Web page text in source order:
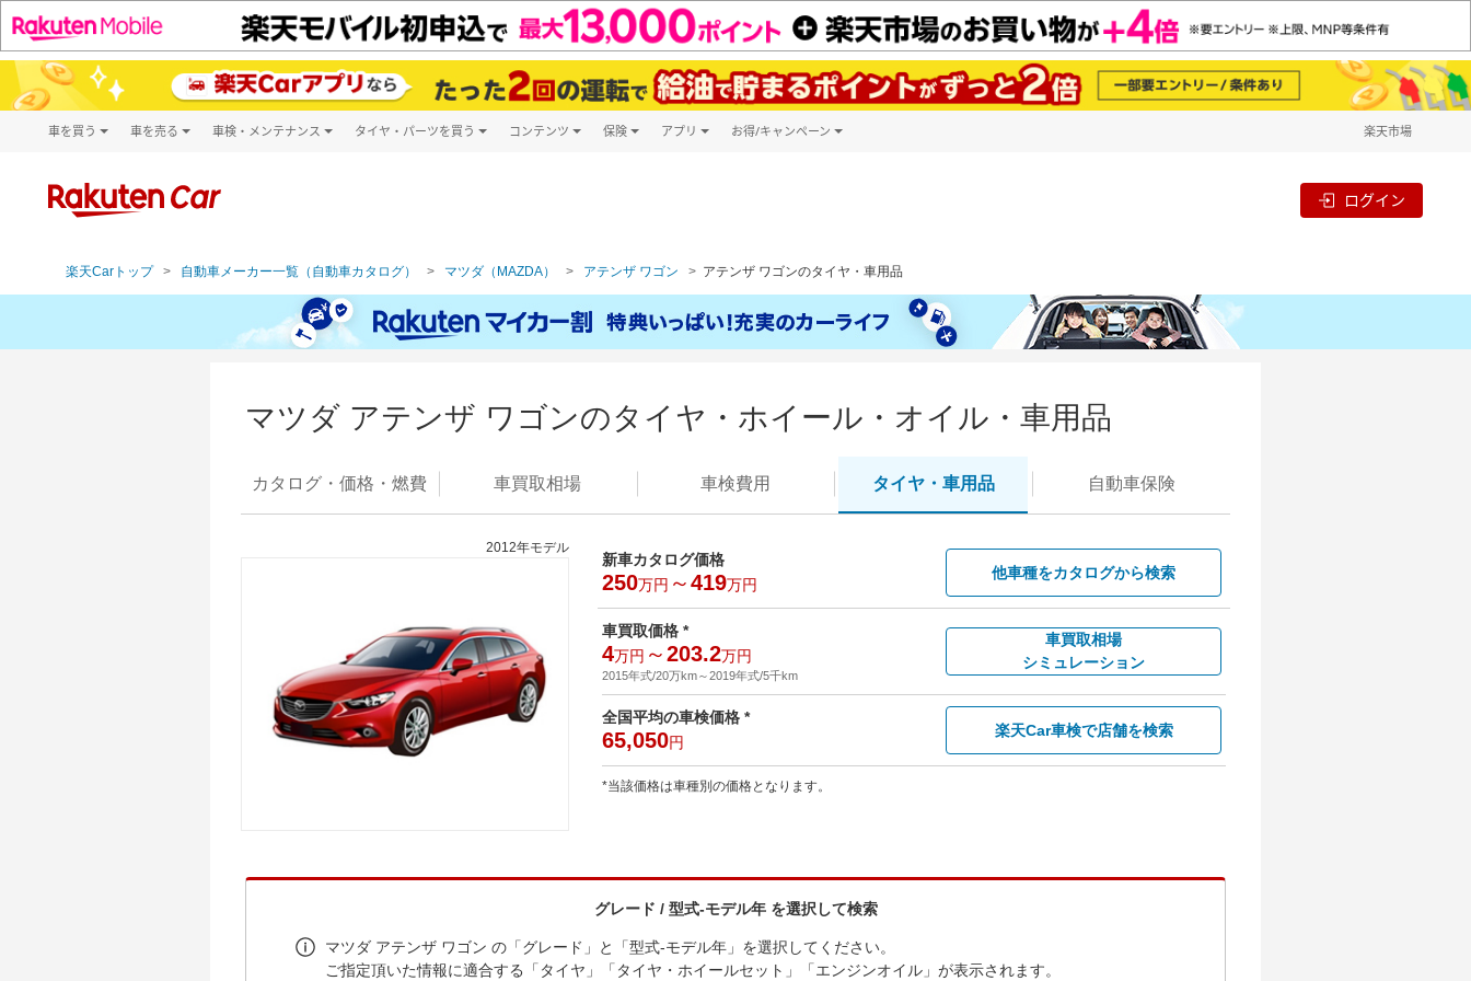
車を買う
新車
車を売る 車検・メンテナンス タイヤ・パーツを買う コンテンツ 保険 アプリ お得/キャンペーン 楽天市場
ログイン
楽天Carトップ 自動車メーカー一覧（自動車カタログ） マツダ（MAZDA） アテンザ ワゴン アテンザ ワゴンのタイヤ・車用品
マツダ アテンザ ワゴンのタイヤ・ホイール・オイル・車用品
カタログ・価格・燃費 車買取相場 車検費用 タイヤ・ 車用品 自動車保険
2012年モデル
新車カタログ価格
250万円 ～419万円
他車種をカタログから検索
車買取価格 *
4万円 ～203.2万円
2015年式/20万km～2019年式/5千km
車買取相場
シミュレーション
全国平均の車検価格 *
65,050円
楽天Car車検で店舗を検索
*当該価格は車種別の価格となります。
グレード / 型式-モデル年 を選択して検索
マツダ アテンザ ワゴン の「グレード」と「型式-モデル年」を選択してください。
ご指定頂いた情報に適合する「タイヤ」「タイヤ・ホイールセット」「エンジンオイル」が表示されます。